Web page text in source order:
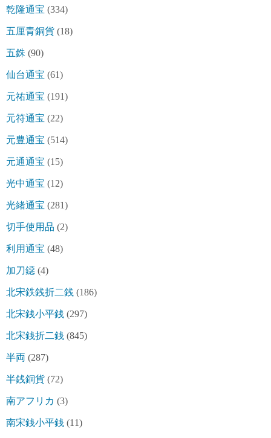
乾隆通宝 (334)
五厘青銅貨 (18)
五銖 (90)
仙台通宝 (61)
元祐通宝 (191)
元符通宝 (22)
元豊通宝 (514)
元通通宝 (15)
光中通宝 (12)
光緒通宝 (281)
切手使用品 (2)
利用通宝 (48)
加刀鐚 (4)
北宋鉄銭折二銭 (186)
北宋銭小平銭 (297)
北宋銭折二銭 (845)
半両 (287)
半銭銅貨 (72)
南アフリカ (3)
南宋銭小平銭 (11)